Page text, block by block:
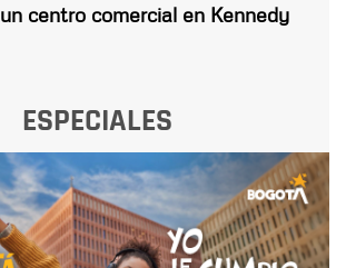
un centro comercial en Kennedy
ESPECIALES